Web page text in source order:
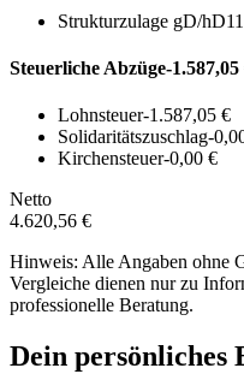
Strukturzulage gD/hD
Steuerliche Abzüge-1.587,05
Lohnsteuer-1.587,05 €
Solidaritätszuschlag-
Kirchensteuer-0,00 €
Netto
4.620,56 €
Hinweis: Alle Angaben ohne
Vergleiche dienen nur zu
professionelle Beratung.
Dein persönliches